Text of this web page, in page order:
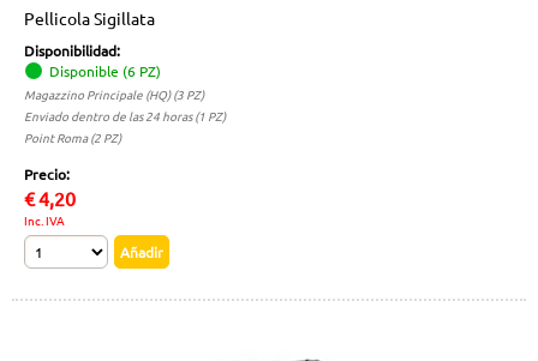
Pellicola Sigillata
Disponibilidad:
Disponible (6 PZ)
Magazzino Principale (HQ) (3 PZ)
Enviado dentro de las 24 horas (1 PZ)
Point Roma (2 PZ)
Precio:
€4,20
Inc. IVA